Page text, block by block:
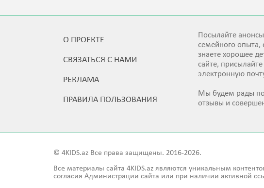
О ПРОЕКТЕ
СВЯЗАТЬСЯ С НАМИ
РЕКЛАМА
ПРАВИЛА ПОЛЬЗОВАНИЯ
Посылайте
семейного опыта,
знаете хорошее
сайте,
электронную
Мы будем рады
отзывы и
© 4KIDS.az Все права защищены. 2016-2026.
Все материалы сайта 4KIDS.az являются уникальным
согласия Администрации сайта или при наличии активной